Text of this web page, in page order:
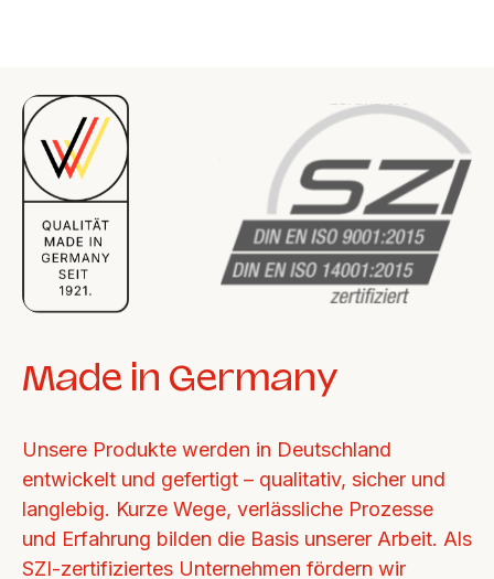
Made in Germany
Unsere Produkte werden in Deutschland
entwickelt und gefertigt – qualitativ, sicher und
langlebig. Kurze Wege, verlässliche Prozesse
und Erfahrung bilden die Basis unserer Arbeit. Als
SZI-zertifiziertes Unternehmen fördern wir